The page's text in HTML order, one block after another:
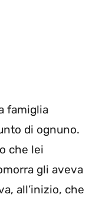
famiglia
di ognuno.
che lei
gli aveva
all’inizio, che